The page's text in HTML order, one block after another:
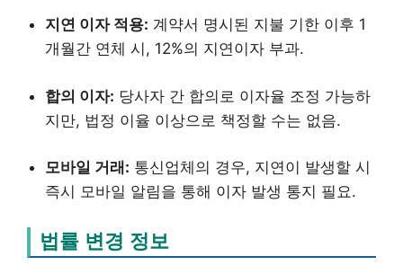
지연 이자 적용: 계약서 명시된 지불 기한 이후 1
개월간 연체 시, 12%의 지연이자 부과.
합의 이자: 당사자 간 합의로 이자율 조정 가능하
지만, 법정 이율 이상으로 책정할 수는 없음.
모바일 거래: 통신업체의 경우, 지연이 발생할 시
즉시 모바일 알림을 통해 이자 발생 통지 필요.
법률 변경 정보